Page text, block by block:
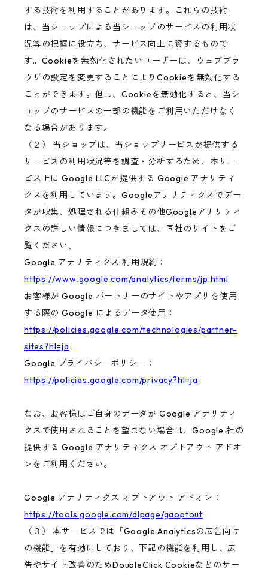
する技術を利用することがあります。これらの技術
は、当ショップによる当ショップのサービスの利用状
況等の把握に役立ち、サービス向上に資するもので
す。Cookieを無効化されたいユーザーは、ウェブブラ
ウザの設定を変更することによりCookieを無効化する
ことができます。但し、Cookieを無効化すると、当シ
ョップのサービスの一部の機能をご利用いただけなく
なる場合があります。
（２） 当ショップは、当ショップサービスが提供する
サービスの利用状況等を調査・分析するため、本サー
ビス上に Google LLCが提供する Google アナリティ
クスを利用しています。Googleアナリティクスでデー
タが収集、処理される仕組みその他Googleアナリティ
クスの詳しい情報につきましては、同社のサイトをご
覧ください。
Google アナリティクス 利用規約：
https://www.google.com/analytics/terms/jp.html
お客様が Google パートナーのサイトやアプリを使用
する際の Google によるデータ使用：
https://policies.google.com/technologies/partner-
sites?hl=ja
Google プライバシーポリシー：
https://policies.google.com/privacy?hl=ja
なお、お客様はご自身のデータが Google アナリティ
クスで使用されることを望まない場合は、Google 社の
提供する Google アナリティクス オプトアウト アドオ
ンをご利用ください。
Google アナリティクス オプトアウト アドオン：
https://tools.google.com/dlpage/gaoptout
（３） 本サービスでは「Google Analyticsの広告向け
の機能」を有効にしており、下記の機能を利用し、広
告やサイト改善のためDoubleClick Cookieなどのサー